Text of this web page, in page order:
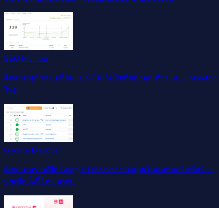
SEO Monitor
ติดตามทุกการเปลี่ยนแปลงในเว็บไซต์ของคุณด้วย SEO Monitor
ใหม่
Google Discover
ติดตามทราฟฟิก Google Discover ของคุณในแดชบอร์ดที่สร้าง
มาเพื่อสิ่งนี้โดยเฉพาะ